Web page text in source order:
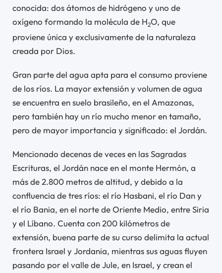
conocida: dos átomos de hidrógeno y uno de
oxígeno formando la molécula de H2O, que
proviene única y exclusivamente de la naturaleza
creada por Dios.
Gran parte del agua apta para el consumo proviene
de los ríos. La mayor extensión y volumen de agua
se encuentra en suelo brasileño, en el Amazonas,
pero también hay un río mucho menor en tamaño,
pero de mayor importancia y significado: el Jordán.
Mencionado decenas de veces en las Sagradas
Escrituras, el Jordán nace en el monte Hermón, a
más de 2.800 metros de altitud, y debido a la
confluencia de tres ríos: el río Hasbani, el río Dan y
el río Bania, en el norte de Oriente Medio, entre Siria
y el Líbano. Cuenta con 200 kilómetros de
extensión, buena parte de su curso delimita la actual
frontera Israel y Jordania, mientras sus aguas fluyen
pasando por el valle de Jule, en Israel, y crean el